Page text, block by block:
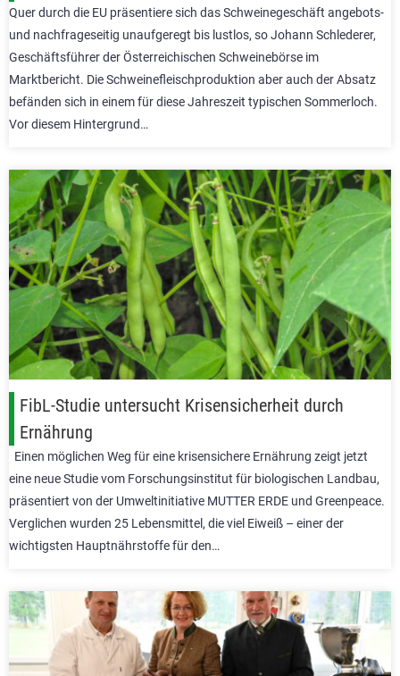
Quer durch die EU präsentiere sich das Schweinegeschäft angebots-
und nachfrageseitig unaufgeregt bis lustlos, so Johann Schlederer,
Geschäftsführer der Österreichischen Schweinebörse im
Marktbericht. Die Schweinefleischproduktion aber auch der Absatz
befänden sich in einem für diese Jahreszeit typischen Sommerloch.
Vor diesem Hintergrund…
FibL-Studie untersucht Krisensicherheit durch
Ernährung
Einen möglichen Weg für eine krisensichere Ernährung zeigt jetzt
eine neue Studie vom Forschungsinstitut für biologischen Landbau,
präsentiert von der Umweltinitiative MUTTER ERDE und Greenpeace.
Verglichen wurden 25 Lebensmittel, die viel Eiweiß – einer der
wichtigsten Hauptnährstoffe für den…